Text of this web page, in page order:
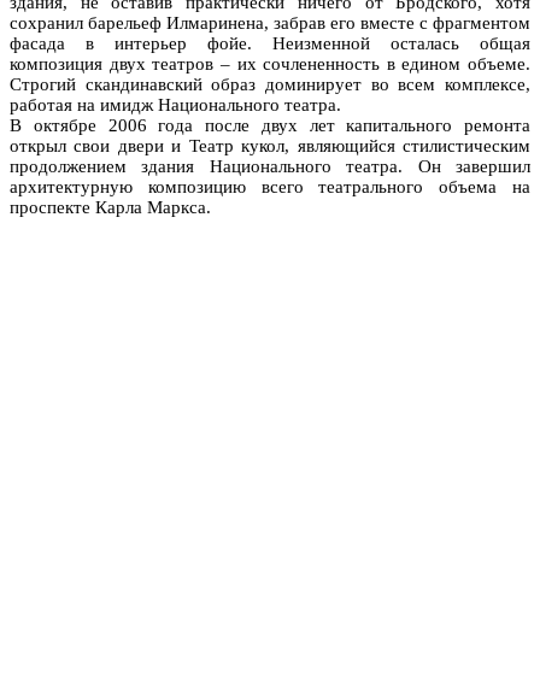
сохранил барельеф Илмаринена, забрав его вместе с фрагментом
фасада в интерьер фойе. Неизменной осталась общая
композиция двух театров – их сочлененность в едином объеме.
Строгий скандинавский образ доминирует во всем комплексе,
работая на имидж Национального театра.
В октябре 2006 года после двух лет капитального ремонта
открыл свои двери и Театр кукол, являющийся стилистическим
продолжением здания Национального театра. Он завершил
архитектурную композицию всего театрального объема на
проспекте Карла Маркса.